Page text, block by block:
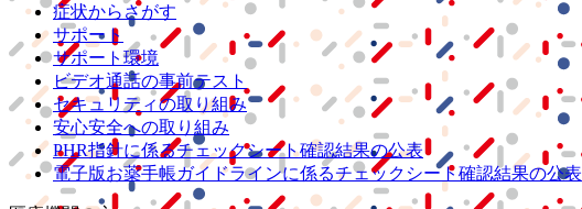
症状からさがす
サポート
サポート環境
ビデオ通話の事前テスト
セキュリティの取り組み
安心安全への取り組み
PHR指針に係るチェックシート確認結果の公表
電子版お薬手帳ガイドラインに係るチェックシート確認結果の公表